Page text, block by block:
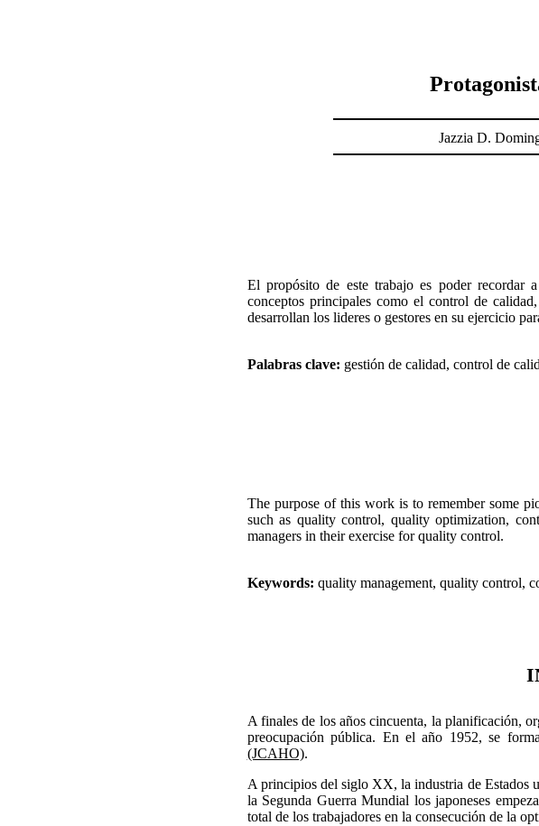
Jazzia D.
El propósito de este trabajo es poder recordar
conceptos principales como el control de
desarrollan los lideres o gestores en su ejercicio
Palabras clave: gestión de calidad, control de
The purpose of this work is to remember some
such as quality control, quality optimization,
managers in their exercise for quality control.
Keywords: quality management, quality control,
A finales de los años cincuenta, la planificación,
preocupación pública. En el año 1952, se
(JCAHO).
A principios del siglo XX, la industria de Estados
la Segunda Guerra Mundial los japoneses
total de los trabajadores en la consecución de la